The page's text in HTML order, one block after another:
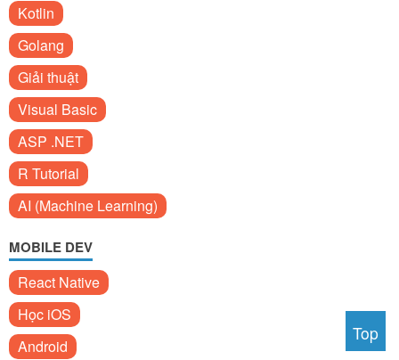
Kotlin
Golang
Giải thuật
Visual Basic
ASP .NET
R Tutorial
AI (Machine Learning)
MOBILE DEV
React Native
Học iOS
Android
Top